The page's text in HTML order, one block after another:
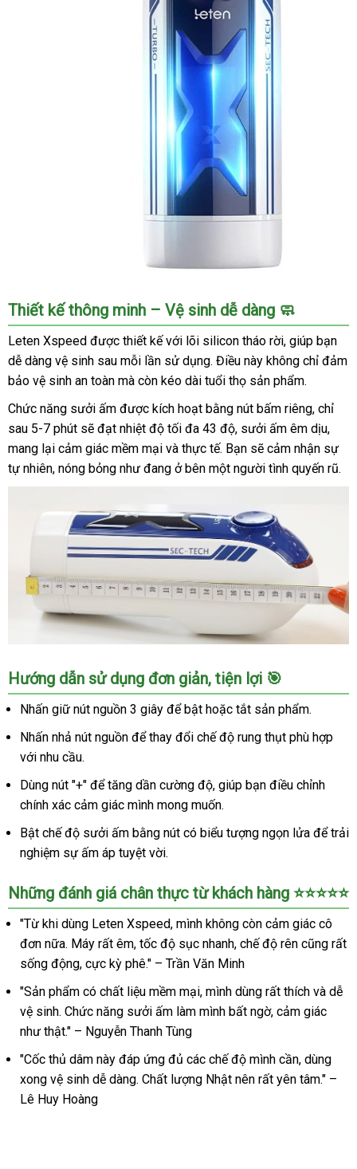
Cốc
thủ
dâm
Leten
Xspeed
AD33S
sục
siêu
độ
có
Thiết kế thông minh – Vệ sinh dễ dàng 🧼
Leten Xspeed được thiết kế với lõi silicon tháo rời, giúp bạn
dễ dàng vệ sinh sau mỗi lần sử dụng. Điều này không chỉ đảm
bảo vệ sinh an toàn mà còn kéo dài tuổi thọ sản phẩm.
Chức năng sưởi ấm được kích hoạt bằng nút bấm riêng, chỉ
sau 5-7 phút sẽ đạt nhiệt độ tối đa 43 độ, sưởi ấm êm dịu,
mang lại cảm giác mềm mại và thực tế. Bạn sẽ cảm nhận sự
tự nhiên, nóng bỏng như đang ở bên một người tình quyến rũ.
Cốc
thủ
dâm
Xspeed
AD33S
siêu
tốc
độ
có
sưởi
cảm
giác
thật
Hướng dẫn sử dụng đơn giản, tiện lợi 🎯
Nhấn giữ nút nguồn 3 giây để bật hoặc tắt sản phẩm.
Nhấn nhả nút nguồn để thay đổi chế độ rung thụt phù hợp
với nhu cầu.
Dùng nút "+" để tăng dần cường độ, giúp bạn điều chỉnh
chính xác cảm giác mình mong muốn.
Bật chế độ sưởi ấm bằng nút có biểu tượng ngọn lửa để trải
nghiệm sự ấm áp tuyệt vời.
Những đánh giá chân thực từ khách hàng ⭐⭐⭐⭐⭐
"Từ khi dùng Leten Xspeed, mình không còn cảm giác cô
đơn nữa. Máy rất êm, tốc độ sục nhanh, chế độ rên cũng rất
sống động, cực kỳ phê." – Trần Văn Minh
"Sản phẩm có chất liệu mềm mại, mình dùng rất thích và dễ
vệ sinh. Chức năng sưởi ấm làm mình bất ngờ, cảm giác
như thật." – Nguyễn Thanh Tùng
"Cốc thủ dâm này đáp ứng đủ các chế độ mình cần, dùng
xong vệ sinh dễ dàng. Chất lượng Nhật nên rất yên tâm." –
Lê Huy Hoàng